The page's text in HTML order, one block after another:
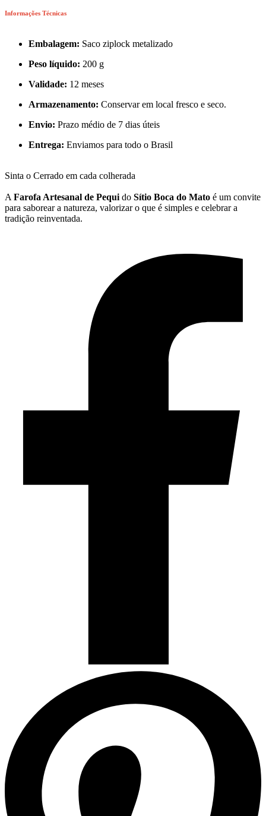
Informações Técnicas
Embalagem: Saco ziplock metalizado
Peso líquido: 200 g
Validade: 12 meses
Armazenamento: Conservar em local fresco e seco.
Envio: Prazo médio de 7 dias úteis
Entrega: Enviamos para todo o Brasil
Sinta o Cerrado em cada colherada
A Farofa Artesanal de Pequi do Sítio Boca do Mato é um convite
para saborear a natureza, valorizar o que é simples e celebrar a
tradição reinventada.